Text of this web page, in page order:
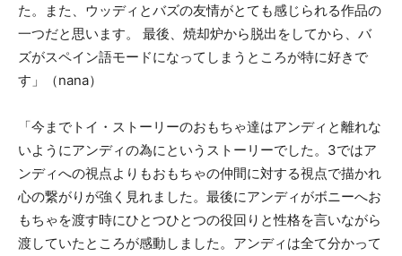
た。また、ウッディとバズの友情がとても感じられる作品の
一つだと思います。 最後、焼却炉から脱出をしてから、バ
ズがスペイン語モードになってしまうところが特に好きで
す」（nana）
「今までトイ・ストーリーのおもちゃ達はアンディと離れな
いようにアンディの為にというストーリーでした。3ではア
ンディへの視点よりもおもちゃの仲間に対する視点で描かれ
心の繋がりが強く見れました。最後にアンディがボニーへお
もちゃを渡す時にひとつひとつの役回りと性格を言いながら
渡していたところが感動しました。アンディは全て分かって